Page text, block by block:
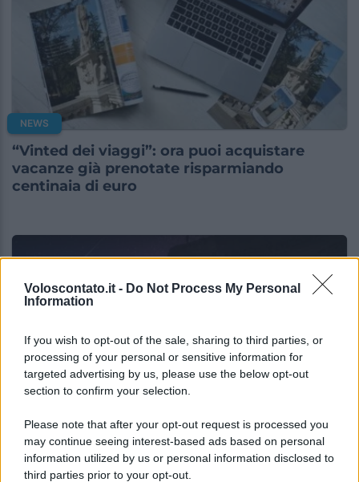
Voloscontato.it - Do Not Process My Personal
Information
If you wish to opt-out of the sale, sharing to third parties, or
processing of your personal or sensitive information for
targeted advertising by us, please use the below opt-out
section to confirm your selection.
Please note that after your opt-out request is processed you
may continue seeing interest-based ads based on personal
information utilized by us or personal information disclosed to
third parties prior to your opt-out.
NEWS
“Vinted dei viaggi”: ora puoi acquistare
vacanze già prenotate risparmiando
centinaia di euro
NEWS
La notte di San Lorenzo quest’anno
potrebbe sorprendere più del previsto